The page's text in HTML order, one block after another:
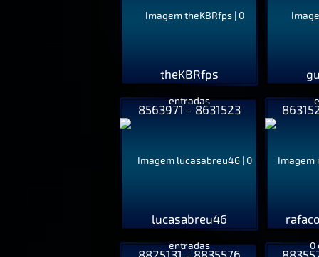
theKBRfps
8563971 - 8631523
lucasabreu46
8825131 - 8835576